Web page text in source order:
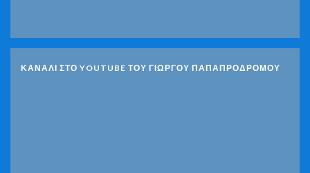
ΚΑΝΑΛΙ ΣΤΟ YOUTUBE ΤΟΥ ΓΙΩΡΓΟΥ ΠΑΠΑΠΡΟΔΡΟΜΟΥ